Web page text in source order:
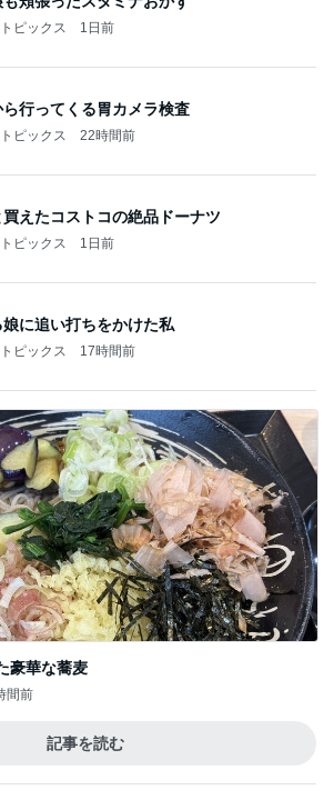
ピックス 1日前
ら行ってくる胃カメラ検査
ピックス 22時間前
えたコストコの絶品ドーナツ
ピックス 1日前
に追い打ちをかけた私
ピックス 17時間前
豪華な蕎麦
間前
記事を読む